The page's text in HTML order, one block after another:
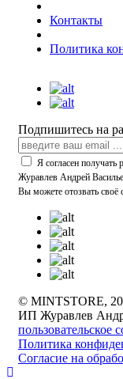
Контакты
Политика
Подпишитесь на
Я согласен
Журавлев Андрей
Вы можете отозвать своё
© MINTSTORE,
ИП Журавлев
пользовательское
Политика
Согласие на